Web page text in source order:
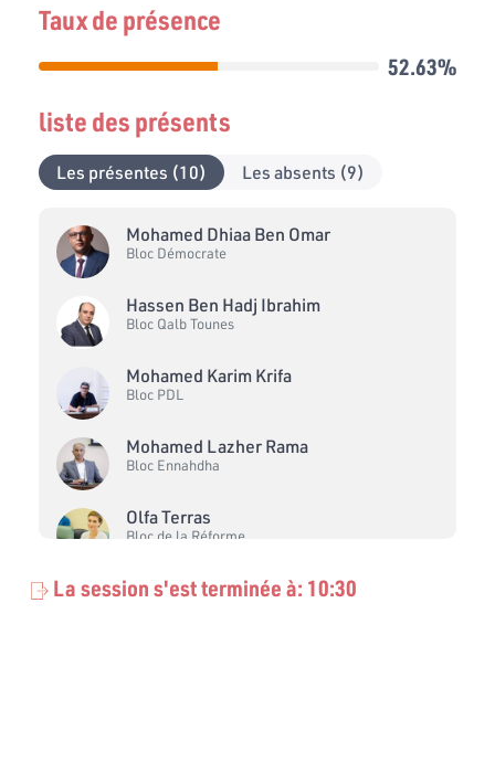
Taux de présence
52.63%
liste des présents
Les présentes (10) Les absents (9)
Mohamed Dhiaa Ben Omar
Bloc Démocrate
Hassen Ben Hadj Ibrahim
Bloc Qalb Tounes
Mohamed Karim Krifa
Bloc PDL
Mohamed Lazher Rama
Bloc Ennahdha
Olfa Terras
Bloc de la Réforme
Yamina Zoghlami
La session s'est terminée à: 10:30